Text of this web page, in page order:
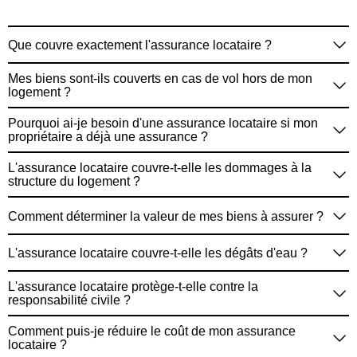
Que couvre exactement l'assurance locataire ?
responsabilité civile, et peut inclure des frais de subsistance
supplémentaires si votre logement devient inhabitable.
Mes biens sont-ils couverts en cas de vol hors de mon
logement ?
pour les biens volés hors du domicile, comme dans votre
voiture ou en voyage.
Pourquoi ai-je besoin d'une assurance locataire si mon
propriétaire a déjà une assurance ?
L'assurance du propriétaire ne couvre pas vos biens
personnels ni votre responsabilité civile. L'assurance
locataire protège vos intérêts spécifiques.
L'assurance locataire couvre-t-elle les dommages à la
structure du logement ?
propriétaire. Votre assurance couvre vos biens et votre
responsabilité en cas de dommages accidentels.
Comment déterminer la valeur de mes biens à assurer ?
valeur de remplacement actuelle. Pensez à documenter
avec des photos ou des vidéos.
L'assurance locataire couvre-t-elle les dégâts d'eau ?
Généralement oui, pour vos biens personnels. Vérifiez les
détails de votre police, car certains types de dégâts d'eau
peuvent être exclus.
L'assurance locataire protège-t-elle contre la
responsabilité civile ?
Oui, elle vous protège si quelqu'un se blesse dans votre
logement ou si vous causez accidentellement des
Comment puis-je réduire le coût de mon assurance
locataire ?